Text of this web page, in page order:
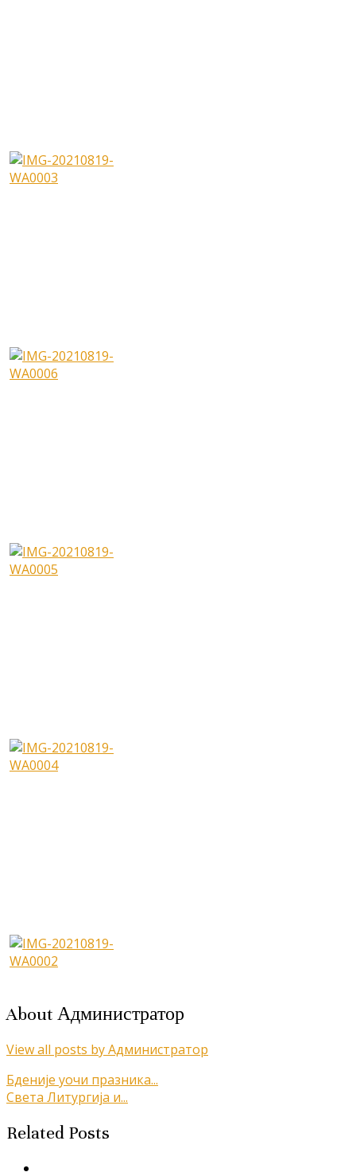
About Администратор
View all posts by Администратор
Кретање
чланка
Бденије уочи празника...
Света Литургија и...
Related Posts